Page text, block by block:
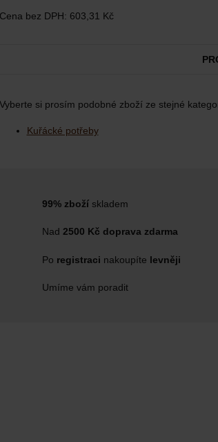
Cena bez DPH: 603,31 Kč
Vyberte si prosím podobné zboží ze stejné
Kuřácké potřeby
99% zbožískladem
Nad 2500 Kč doprava zdarma
Po registraci nakoupíte levněji
Umíme vám poradit